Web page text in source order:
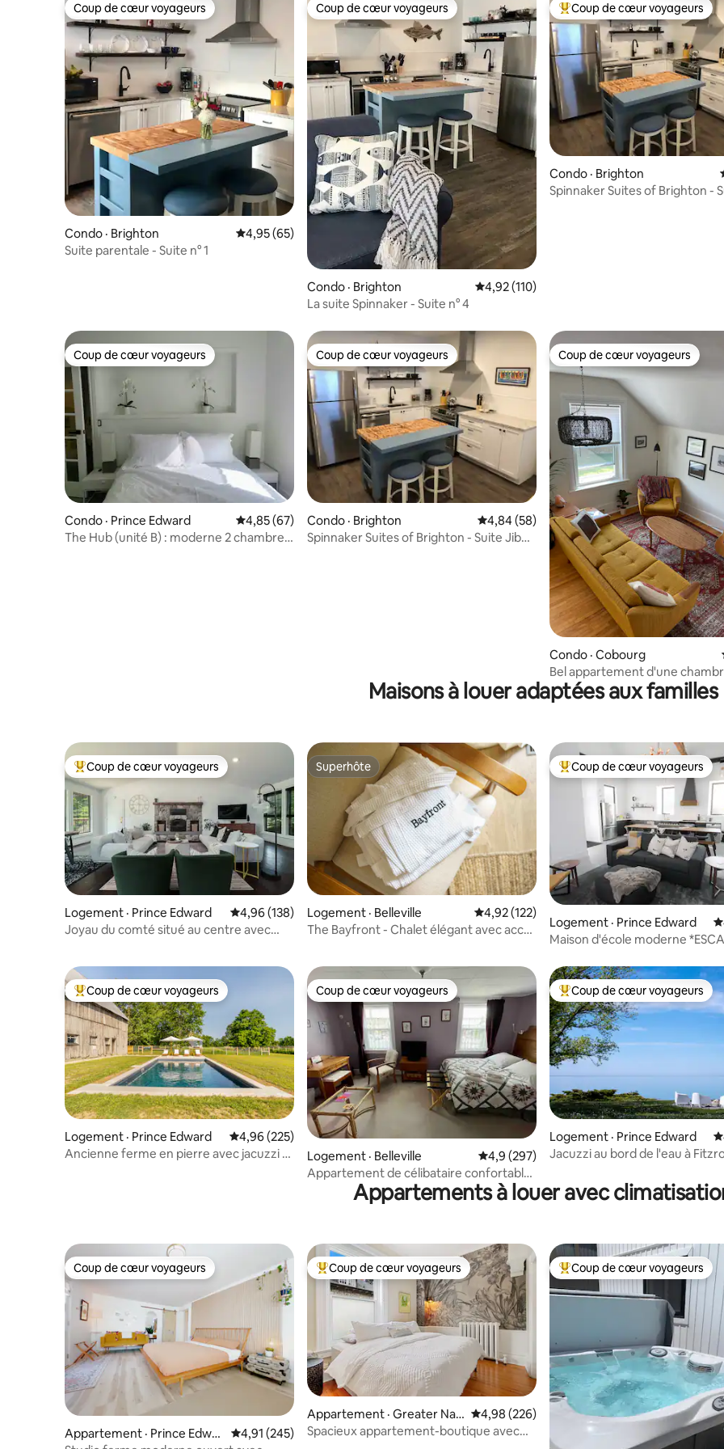
Coup de cœur voyageurs
Coup de cœur voyageurs
Condo · Brighton Note moyenne de 4,95 sur 5, 65 commentaires
4,95 (65)
Suite parentale - Suite n° 1
Coup de cœur voyageurs
Coup de cœur voyageurs
Condo · Brighton Note moyenne de 4,92 sur 5, 110
4,92 (110)
La suite Spinnaker - Suite n° 4
Coup de cœur voyageurs
Coup de cœur voyageurs
Condo · Brighton
Spinnaker Suites of Brighton -
Coup de cœur voyageurs
Coup de cœur voyageurs
Condo · Prince Edward Note moyenne de 4,85 sur 5, 67 commentaires
4,85 (67)
The Hub (unité B) : moderne 2 chambres
Coup de cœur voyageurs
Coup de cœur voyageurs
Condo · Brighton Note moyenne de 4,84 sur 5, 58
4,84 (58)
Spinnaker Suites of Brighton - Suite Jib
Coup de cœur voyageurs
Coup de cœur voyageurs
Condo · Cobourg
Bel appartement d'une
du centre-ville/de la plage)
Maisons à louer adaptées aux familles
Coup de cœur voyageurs parmi les plus aimés
Coup de cœur voyageurs
Logement · Prince Edward Note moyenne de 4,96 sur 5, 138 commentaires
4,96 (138)
Joyau du comté situé au centre avec
Superhôte
Superhôte
Logement · Belleville Note moyenne de 4,92 sur 5, 122
4,92 (122)
The Bayfront - Chalet élégant avec accès
Coup de cœur voyageurs
Coup de cœur voyageurs
Logement · Prince Edward
Maison d'école moderne
Coup de cœur voyageurs parmi les plus aimés
Coup de cœur voyageurs
Logement · Prince Edward Note moyenne de 4,96 sur 5, 225 commentaires
4,96 (225)
Ancienne ferme en pierre avec jacuzzi et
Coup de cœur voyageurs
Coup de cœur voyageurs
Logement · Belleville Note moyenne de 4,9 sur 5, 297
4,9 (297)
Appartement de célibataire confortable
et impeccable à Belleville
Coup de cœur voyageurs
Coup de cœur voyageurs
Logement · Prince Edward
Jacuzzi au bord de l'eau à
Appartements à louer avec
Coup de cœur voyageurs
Coup de cœur voyageurs
Appartement · Prince Edwar
Note moyenne de 4,91 sur 5, 245 commentaires
4,91 (245)
Coup de cœur voyageurs parmi les plus aimés
Coup de cœur voyageurs
Appartement · Greater Nap
anee
Note moyenne de 4,98 sur 5, 226
4,98 (226)
Spacieux appartement-boutique avec
Coup de cœur voyageurs
Coup de cœur voyageurs